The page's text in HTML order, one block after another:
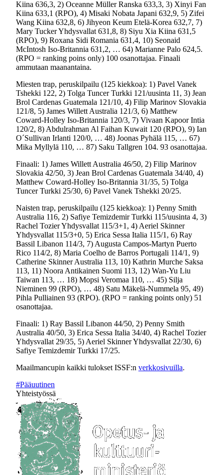
Kiina 636,3, 2) Oceanne Müller Ranska 633,3, 3) Xinyi Fan
Kiina 633,1 (RPO), 4) Misaki Nobata Japani 632,9, 5) Zifei
Wang Kiina 632,8, 6) Jihyeon Keum Etelä-Korea 632,7, 7)
Mary Tucker Yhdysvallat 631,8, 8) Siyu Xia Kiina 631,5
(RPO), 9) Roxana Sidi Romania 631,4, 10) Seonaid
McIntosh Iso-Britannia 631,2, … 64) Marianne Palo 624,5.
(RPO = ranking poins only) 100 osanottajaa. Finaali
ammutaan maanantaina.
Miesten trap, peruskilpailu (125 kiekkoa): 1) Pavel Vanek
Tshekki 122, 2) Tolga Tuncer Turkki 121/uusinta 11, 3) Jean
Brol Cardenas Guatemala 121/10, 4) Filip Marinov Slovakia
121/8, 5) James Willett Australia 121/3, 6) Matthew
Coward-Holley Iso-Britannia 120/3, 7) Vivaan Kapoor Intia
120/2, 8) Abdulrahman Al Faihan Kuwait 120 (RPO), 9) Ian
O´Sullivan Irlanti 120/0, … 48) Joonas Pyhälä 115, … 67)
Mika Myllylä 110, … 87) Saku Tallgren 104. 93 osanottajaa.
Finaali: 1) James Willett Australia 46/50, 2) Filip Marinov
Slovakia 42/50, 3) Jean Brol Cardenas Guatemala 34/40, 4)
Matthew Coward-Holley Iso-Britannia 31/35, 5) Tolga
Tuncer Turkki 25/30, 6) Pavel Vanek Tshekki 20/25.
Naisten trap, peruskilpailu (125 kiekkoa): 1) Penny Smith
Australia 116, 2) Safiye Temizdemir Turkki 115/uusinta 4, 3)
Rachel Tozier Yhdysvallat 115/3+1, 4) Aeriel Skinner
Yhdysvallat 115/3+0, 5) Erica Sessa Italia 115/1, 6) Ray
Bassil Libanon 114/3, 7) Augusta Campos-Martyn Puerto
Rico 114/2, 8) Maria Coelho de Barros Portugali 114/1, 9)
Catherine Skinner Australia 113, 10) Kathrin Murche Saksa
113, 11) Noora Antikainen Suomi 113, 12) Wan-Yu Liu
Taiwan 113, … 18) Mopsi Veromaa 110, … 45) Silja
Nieminen 99 (RPO), … 48) Satu Mäkelä-Nummela 95, 49)
Pihla Pulliainen 93 (RPO). (RPO = ranking points only) 51
osanottajaa.
Finaali: 1) Ray Bassil Libanon 44/50, 2) Penny Smith
Australia 40/50, 3) Erica Sessa Italia 34/40, 4) Rachel Tozier
Yhdysvallat 29/35, 5) Aeriel Skinner Yhdysvallat 22/30, 6)
Safiye Temizdemir Turkki 17/25.
Maailmancupin kaikki tulokset ISSF:n verkkosivuilla.
#Pääuutinen
Yhteistyössä